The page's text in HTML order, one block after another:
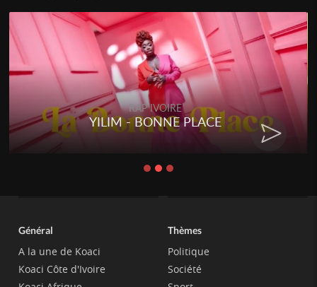
RAP IVOIRE
YILIM - BONNE PLACE
Général
A la une de Koaci
Koaci Côte d'Ivoire
Thèmes
Politique
Société